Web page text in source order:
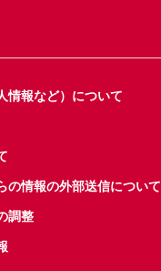
情報など）について
の情報の外部送信について
調整